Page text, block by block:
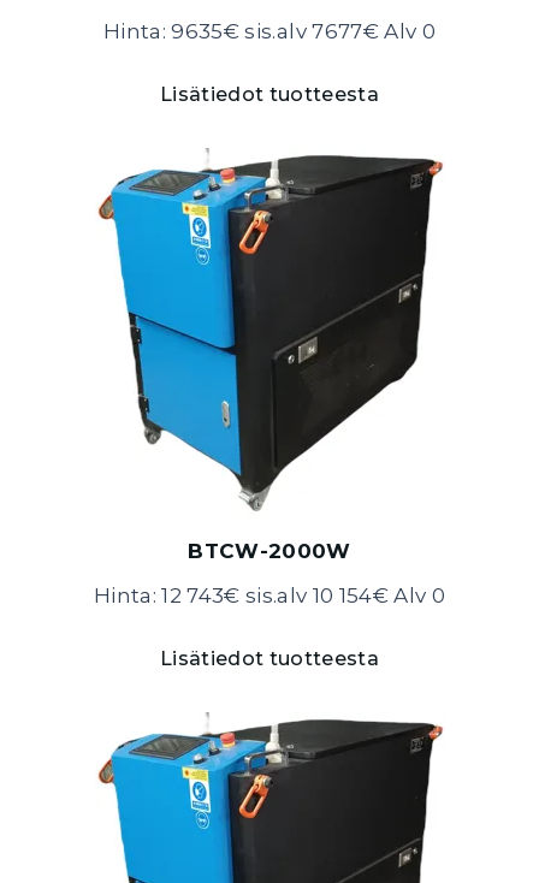
Hinta: 9635€ sis.alv 7677€ Alv 0
Lisätiedot tuotteesta
BTCW-2000W
Hinta: 12 743€ sis.alv 10 154€ Alv 0
Lisätiedot tuotteesta